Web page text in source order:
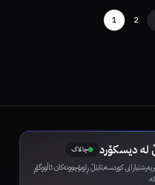
2
1
لە دیسکۆرد چالاک
کوردسەبتایتڵ ڕاوبۆچوونەکان ئاڵووگۆڕ